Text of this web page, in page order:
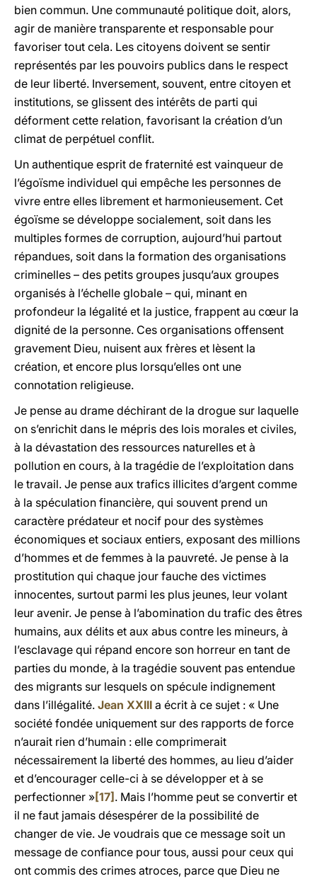
bien commun. Une communauté politique doit, alors,
agir de manière transparente et responsable pour
favoriser tout cela. Les citoyens doivent se sentir
représentés par les pouvoirs publics dans le respect
de leur liberté. Inversement, souvent, entre citoyen et
institutions, se glissent des intérêts de parti qui
déforment cette relation, favorisant la création d’un
climat de perpétuel conflit.
Un authentique esprit de fraternité est vainqueur de
l’égoïsme individuel qui empêche les personnes de
vivre entre elles librement et harmonieusement. Cet
égoïsme se développe socialement, soit dans les
multiples formes de corruption, aujourd’hui partout
répandues, soit dans la formation des organisations
criminelles – des petits groupes jusqu’aux groupes
organisés à l’échelle globale – qui, minant en
profondeur la légalité et la justice, frappent au cœur la
dignité de la personne. Ces organisations offensent
gravement Dieu, nuisent aux frères et lèsent la
création, et encore plus lorsqu’elles ont une
connotation religieuse.
Je pense au drame déchirant de la drogue sur laquelle
on s’enrichit dans le mépris des lois morales et civiles,
à la dévastation des ressources naturelles et à
pollution en cours, à la tragédie de l’exploitation dans
le travail. Je pense aux trafics illicites d’argent comme
à la spéculation financière, qui souvent prend un
caractère prédateur et nocif pour des systèmes
économiques et sociaux entiers, exposant des millions
d’hommes et de femmes à la pauvreté. Je pense à la
prostitution qui chaque jour fauche des victimes
innocentes, surtout parmi les plus jeunes, leur volant
leur avenir. Je pense à l’abomination du trafic des êtres
humains, aux délits et aux abus contre les mineurs, à
l’esclavage qui répand encore son horreur en tant de
parties du monde, à la tragédie souvent pas entendue
des migrants sur lesquels on spécule indignement
dans l’illégalité. Jean XXIII a écrit à ce sujet : « Une
société fondée uniquement sur des rapports de force
n’aurait rien d’humain : elle comprimerait
nécessairement la liberté des hommes, au lieu d’aider
et d’encourager celle-ci à se développer et à se
perfectionner »[17] . Mais l’homme peut se convertir et
il ne faut jamais désespérer de la possibilité de
changer de vie. Je voudrais que ce message soit un
message de confiance pour tous, aussi pour ceux qui
ont commis des crimes atroces, parce que Dieu ne